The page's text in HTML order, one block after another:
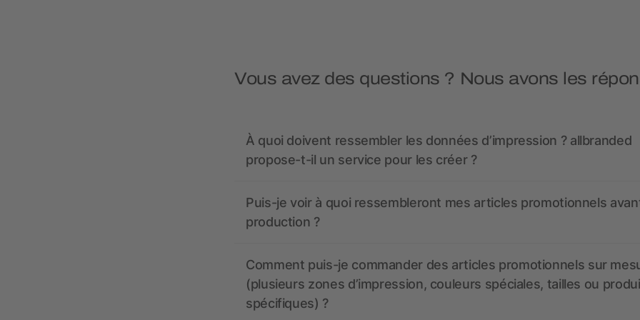
Vous avez des questions ? Nous avons les
À quoi doivent ressembler les données d’impression ? allbranded
propose-t-il un service pour les créer ?
Puis-je voir à quoi ressembleront mes articles promotionnels
production ?
Comment puis-je commander des articles promotionnels sur
(plusieurs zones d’impression, couleurs spéciales, tailles ou
spécifiques) ?